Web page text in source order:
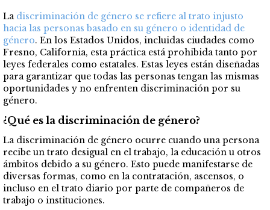
La discriminación de género se refiere al trato injusto
hacia las personas basado en su género o identidad de
género. En los Estados Unidos, incluidas ciudades como
Fresno, California, esta práctica está prohibida tanto por
leyes federales como estatales. Estas leyes están diseñadas
para garantizar que todas las personas tengan las mismas
oportunidades y no enfrenten discriminación por su
género.
¿Qué es la discriminación de género?
La discriminación de género ocurre cuando una persona
recibe un trato desigual en el trabajo, la educación u otros
ámbitos debido a su género. Esto puede manifestarse de
diversas formas, como en la contratación, ascensos, o
incluso en el trato diario por parte de compañeros de
trabajo o instituciones.